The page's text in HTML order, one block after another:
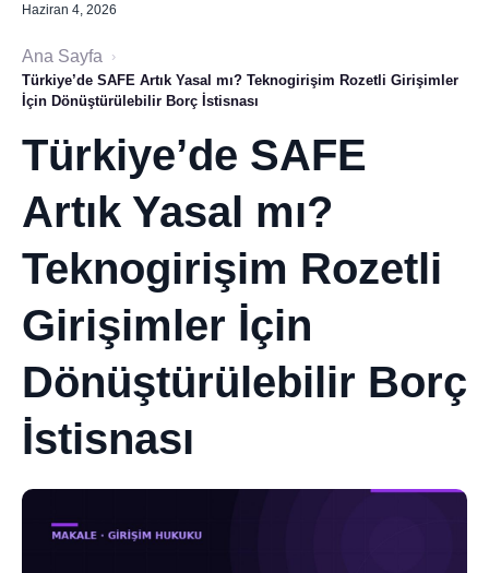
Haziran 4, 2026
Ana Sayfa
›
Türkiye’de SAFE Artık Yasal mı? Teknogirişim Rozetli Girişimler
İçin Dönüştürülebilir Borç İstisnası
Türkiye’de SAFE
Artık Yasal mı?
Teknogirişim Rozetli
Girişimler İçin
Dönüştürülebilir Borç
İstisnası